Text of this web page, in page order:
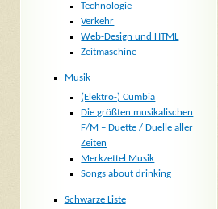
Technologie
Verkehr
Web-Design und HTML
Zeitmaschine
Musik
(Elektro-) Cumbia
Die größten musikalischen
F/M – Duette / Duelle aller
Zeiten
Merkzettel Musik
Songs about drinking
Schwarze Liste